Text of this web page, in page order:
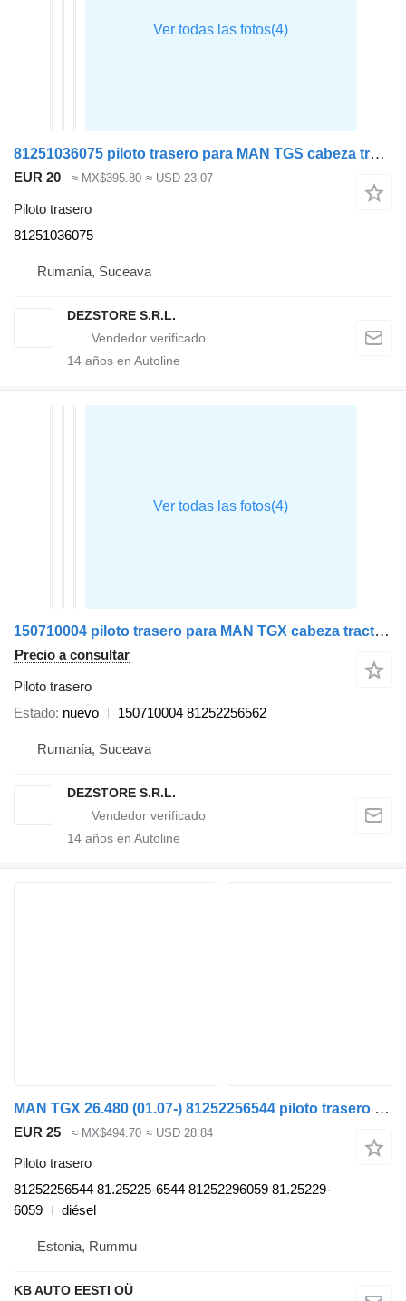
81251036075 piloto trasero para MAN TGS cabeza tractora
EUR 20 ≈ MX$395.80 ≈ USD 23.07
Piloto trasero
81251036075
Rumanía, Suceava
DEZSTORE S.R.L.
14 años en Autoline
150710004 piloto trasero para MAN TGX cabeza tractora
Precio a consultar
Piloto trasero
Estado nuevo 150710004 81252256562
Rumanía, Suceava
DEZSTORE S.R.L.
14 años en Autoline
MAN TGX 26.480 (01.07-) 81252256544 piloto trasero para MAN TGL, TGM, TGS, TGX (2005-2021) camión
EUR 25 ≈ MX$494.70 ≈ USD 28.84
Piloto trasero
81252256544 81.25225-6544 81252296059 81.25229-
6059
diésel
Estonia, Rummu
KB AUTO EESTI OÜ